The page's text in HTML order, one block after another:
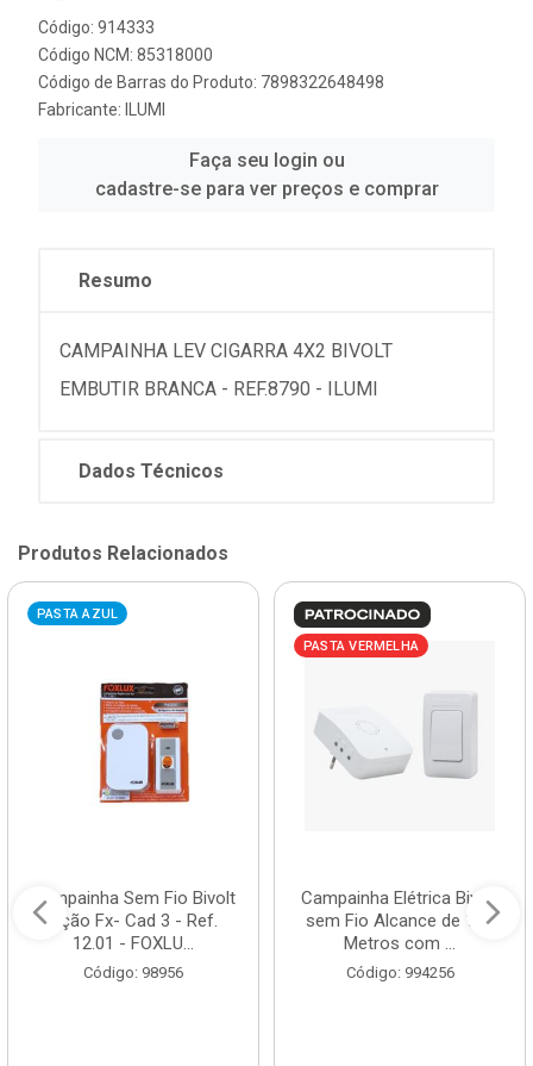
Código: 914333
Código NCM: 85318000
Código de Barras do Produto: 7898322648498
Fabricante:
ILUMI
Faça seu login ou
cadastre-se para ver preços e comprar
Resumo
CAMPAINHA LEV CIGARRA 4X2 BIVOLT
EMBUTIR BRANCA - REF.8790 - ILUMI
Dados Técnicos
Produtos Relacionados
PASTA AZUL
Campainha Sem Fio Bivolt
Ação Fx- Cad 3 - Ref.
12.01 - FOXLU...
Código: 98956
PASTA VERMELHA
Campainha Elétrica Bivolt
sem Fio Alcance de 150
Metros com ...
Código: 994256